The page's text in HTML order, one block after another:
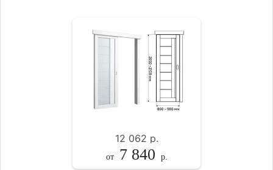
12 062 р.
от 7 840 р.